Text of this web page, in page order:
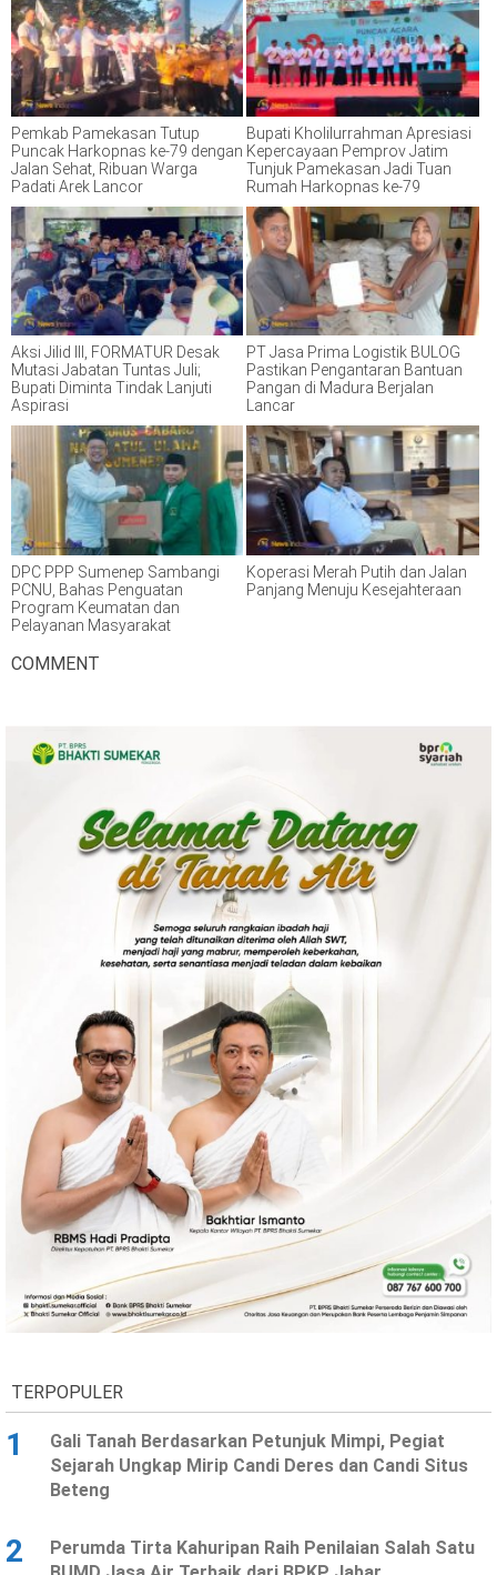
Pemkab Pamekasan Tutup
Puncak Harkopnas ke-79 dengan
Jalan Sehat, Ribuan Warga
Padati Arek Lancor
Bupati Kholilurrahman Apresiasi
Kepercayaan Pemprov Jatim
Tunjuk Pamekasan Jadi Tuan
Rumah Harkopnas ke-79
Aksi Jilid III, FORMATUR Desak
Mutasi Jabatan Tuntas Juli;
Bupati Diminta Tindak Lanjuti
Aspirasi
PT Jasa Prima Logistik BULOG
Pastikan Pengantaran Bantuan
Pangan di Madura Berjalan
Lancar
DPC PPP Sumenep Sambangi
PCNU, Bahas Penguatan
Program Keumatan dan
Pelayanan Masyarakat
Koperasi Merah Putih dan Jalan
Panjang Menuju Kesejahteraan
COMMENT
TERPOPULER
1
Gali Tanah Berdasarkan Petunjuk Mimpi, Pegiat
Sejarah Ungkap Mirip Candi Deres dan Candi Situs
Beteng
2
Perumda Tirta Kahuripan Raih Penilaian Salah Satu